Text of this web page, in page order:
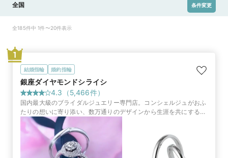
全国 条件変更
全185件中 1件〜20件表示
結婚指輪 婚約指輪
銀座ダイヤモンドシライシ
4.3 （5,466件）
国内最大級のブライダルジュエリー専門店。コンシェルジュがおふ
たりの想いに寄り添い、数万通りのデザインから生涯を共にする指
輪やサービスをご提案します
1